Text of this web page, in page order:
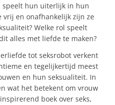
speelt hun uiterlijk in hun
vrij en onafhankelijk zijn ze
Welke rol speelt
alles met liefde te maken?
tot seksrobot verkent
en tegelijkertijd meest
en hun seksualiteit. In
wat het betekent om vrouw
boek over seks,